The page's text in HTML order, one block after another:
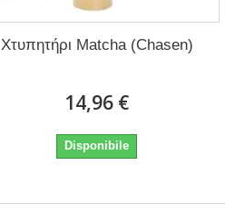
Χτυπητήρι Matcha (Chasen)
14,96 €
Disponibile